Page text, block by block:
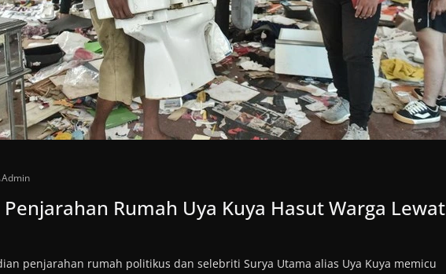
Admin
Rumah Uya Kuya Hasut Warga Lewat
penjarahan rumah politikus dan selebriti Surya Utama alias Uya Kuya memicu